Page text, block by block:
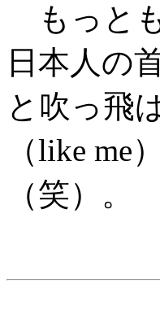
もっとも
日本人の
と吹っ飛
（like me
（笑）。